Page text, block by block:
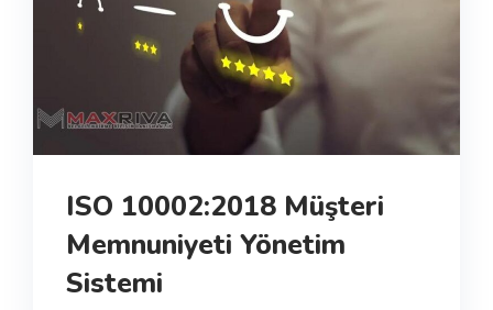
ISO 10002:2018 Müşteri
Memnuniyeti Yönetim
Sistemi